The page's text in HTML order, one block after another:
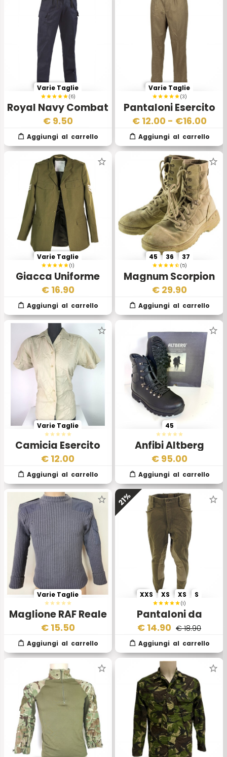
(6)
Royal Navy Combat
Trouser
Varie Taglie
€ 9.50
(3)
Pantaloni Esercito
Inglese Marroni
Varie Taglie
€ 12.00 - €16.00
(1)
Giacca Uniforme
Esercito Inglese
Varie Taglie
€ 16.90
(5)
Magnum Scorpion
Desert Usato
45 36 37
€ 29.90
Camicia Esercito
Inglese da Donna
Varie Taglie
€ 12.00
Anfibi Altberg
Defender Neri –
Esercito Inglese
Originali
45
€ 95.00
Maglione RAF Reale
Aviazione
Britannica II Scelta
Varie Taglie
€ 15.50
21%
(1)
Pantaloni da
Equitazione Esercito
Inglese
XXS XS XS S
€ 14.90 € 18.90